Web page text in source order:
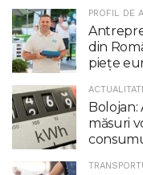
PROFIL DE
din
piețe
Bolojan:
măsuri